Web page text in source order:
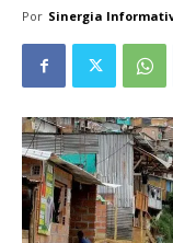
Por Sinergia